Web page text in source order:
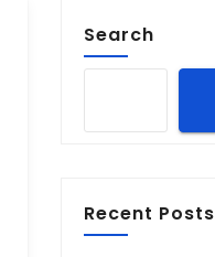
Search
Recent Posts